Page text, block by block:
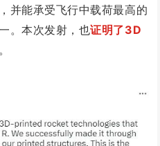
并能承受飞行中载荷最高的
。本次发射，也证明了3D
。